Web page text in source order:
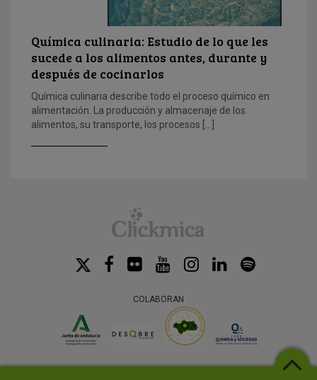
Química culinaria: Estudio de lo que les
sucede a los alimentos antes, durante y
después de cocinarlos
Química culinaria describe todo el proceso químico en
alimentación. La producción y almacenaje de los
alimentos, su transporte, los procesos […]
COLABORAN